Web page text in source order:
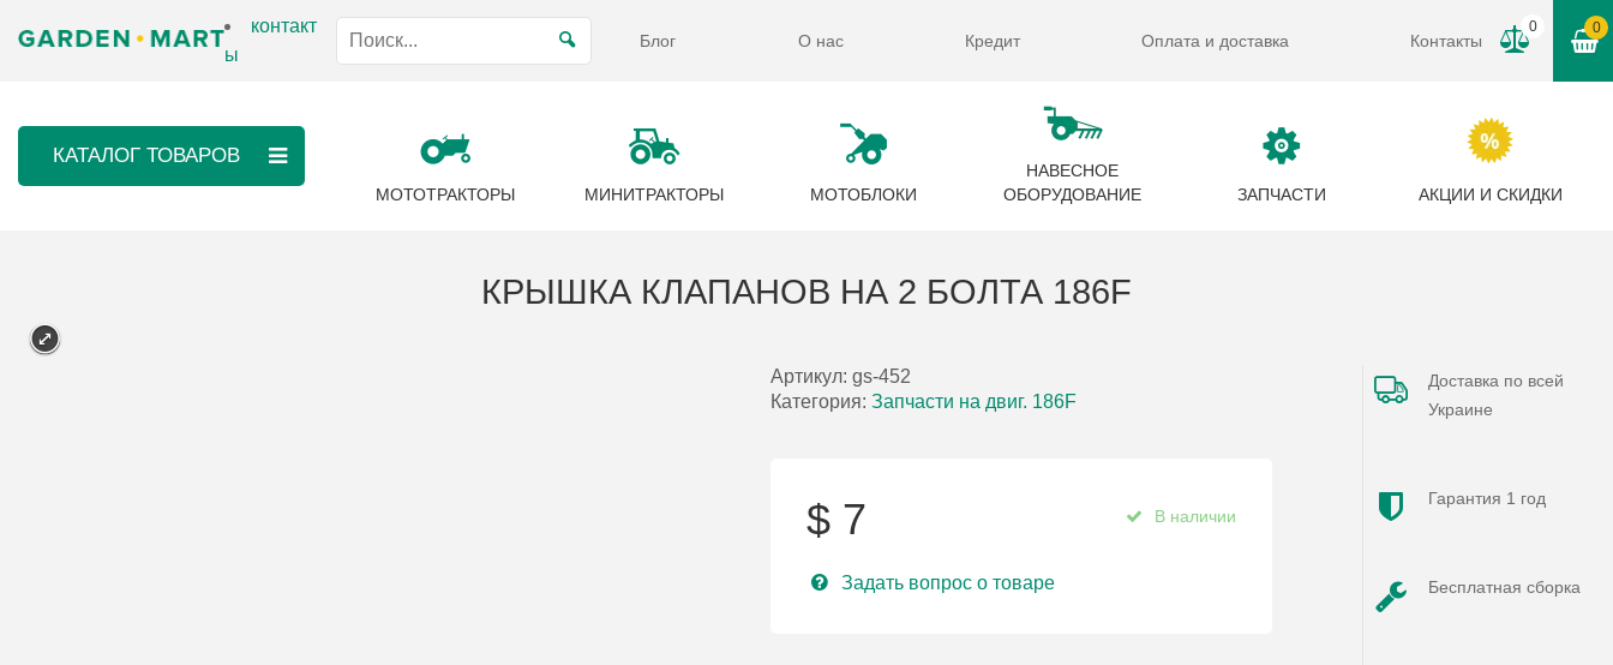
контакт
ы
Блог О нас Кредит Оплата и доставка Контакты
0 0
КАТАЛОГ ТОВАРОВ
МОТОТРАКТОРЫ МИНИТРАКТОРЫ МОТОБЛОКИ
НАВЕСНОЕ
ОБОРУДОВАНИЕ
ЗАПЧАСТИ АКЦИИ И СКИДКИ
КРЫШКА КЛАПАНОВ НА 2 БОЛТА 186F
Артикул:gs-452
Категория:Запчасти на двиг. 186F
$ 7 В наличии
Задать вопрос о товаре
Доставка по всей
Украине
Гарантия 1 год
Бесплатная сборка